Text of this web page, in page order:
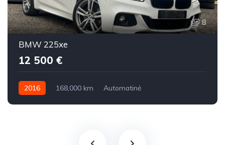
8
BMW 225xe
12 500 €
2016 168,000 km
Automatinė